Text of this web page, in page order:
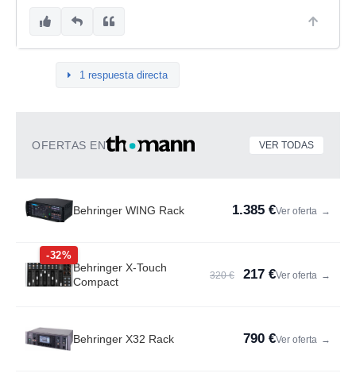
1 respuesta directa
OFERTAS EN VER TODAS
Behringer WING Rack 1.385 €Ver oferta →
-32%
Behringer X-Touch
Compact
320 € 217 €Ver oferta →
Behringer X32 Rack 790 €Ver oferta →